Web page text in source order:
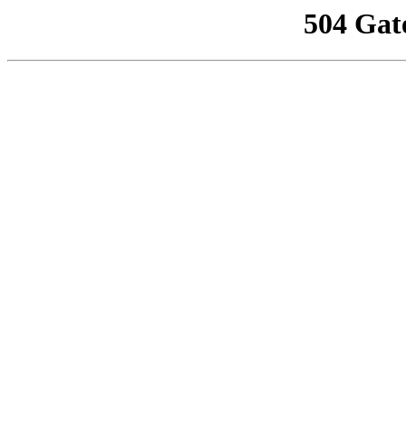
504